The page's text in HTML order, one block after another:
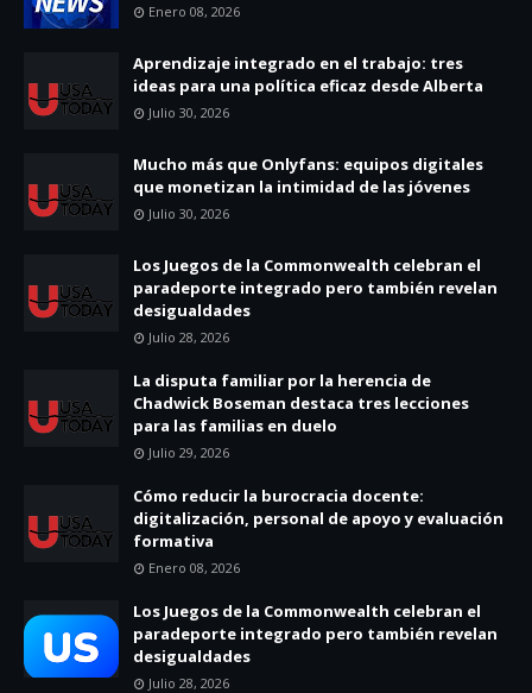
Enero 08, 2026
Aprendizaje integrado en el trabajo: tres
ideas para una política eficaz desde Alberta
Julio 30, 2026
Mucho más que Onlyfans: equipos digitales
que monetizan la intimidad de las jóvenes
Julio 30, 2026
Los Juegos de la Commonwealth celebran el
paradeporte integrado pero también revelan
desigualdades
Julio 28, 2026
La disputa familiar por la herencia de
Chadwick Boseman destaca tres lecciones
para las familias en duelo
Julio 29, 2026
Cómo reducir la burocracia docente:
digitalización, personal de apoyo y evaluación
formativa
Enero 08, 2026
Los Juegos de la Commonwealth celebran el
paradeporte integrado pero también revelan
desigualdades
Julio 28, 2026